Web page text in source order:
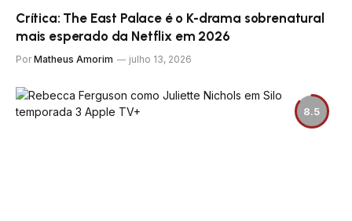
Crítica: The East Palace é o K-drama sobrenatural
mais esperado da Netflix em 2026
Por Matheus Amorim julho 13, 2026
8.5